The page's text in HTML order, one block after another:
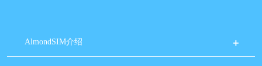
AlmondSIM介绍